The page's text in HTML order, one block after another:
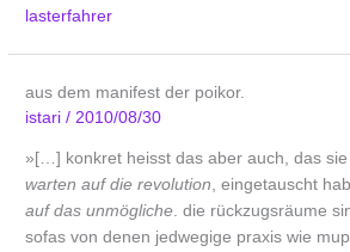
lasterfahrer
aus dem manifest der poikor.
istari/ 2010/08/30
»[…] konkret heisst das aber auch, das
warten auf die revolution , eingetauscht
auf das unmögliche . die rückzugsräume
sofas von denen jedwegige praxis wie